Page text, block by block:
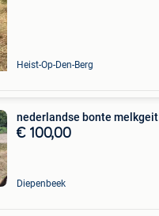
Heist-Op-Den-Berg
nederlandse bonte melkgeit
€ 100,00
Diepenbeek